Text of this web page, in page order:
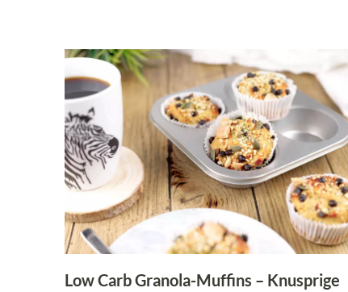
MUFFINS
MIT
WEISSER S
CHOKOLADE
Low Carb Granola-Muffins – Knusprige